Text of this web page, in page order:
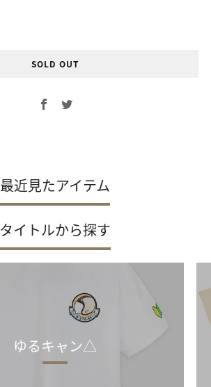
SOLD OUT
Facebook
Twitter
最近見たアイテム
タイトルから探す
ゆるキャン△